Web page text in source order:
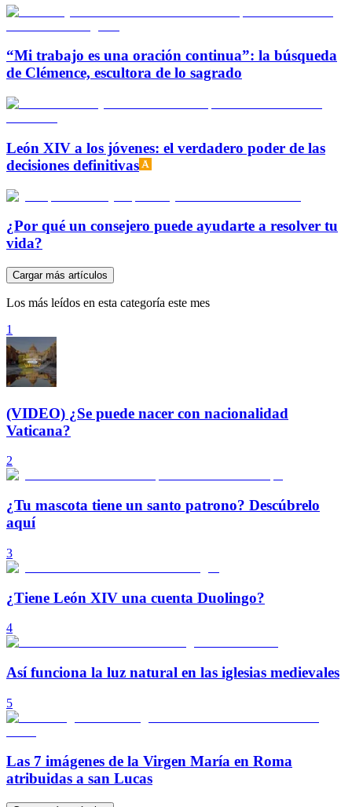
“Mi trabajo es una oración continua”: la búsqueda
de Clémence, escultora de lo sagrado
León XIV a los jóvenes: el verdadero poder de las
decisiones definitivas
¿Por qué un consejero puede ayudarte a resolver tu
vida?
Cargar más artículos
Los más leídos en esta categoría este mes
1
(VIDEO) ¿Se puede nacer con nacionalidad
Vaticana?
2
¿Tu mascota tiene un santo patrono? Descúbrelo
aquí
3
¿Tiene León XIV una cuenta Duolingo?
4
Así funciona la luz natural en las iglesias medievales
5
Las 7 imágenes de la Virgen María en Roma
atribuidas a san Lucas